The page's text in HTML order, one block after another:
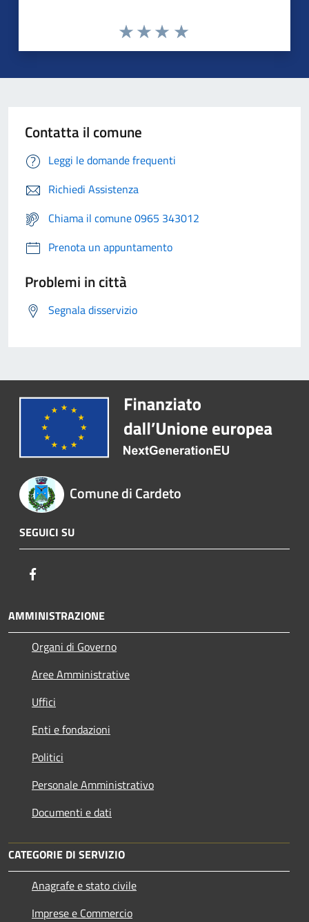
Contatta il comune
Leggi le domande frequenti
Richiedi Assistenza
Chiama il comune 0965 343012
Prenota un appuntamento
Problemi in città
Segnala disservizio
Comune di Cardeto
SEGUICI SU
AMMINISTRAZIONE
Organi di Governo
Aree Amministrative
Uffici
Enti e fondazioni
Politici
Personale Amministrativo
Documenti e dati
CATEGORIE DI SERVIZIO
Anagrafe e stato civile
Imprese e Commercio